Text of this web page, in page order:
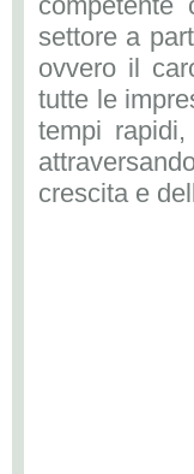
settore a
ovvero il
tutte le
tempi
crescita e